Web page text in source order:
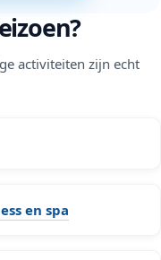
activiteiten zijn echt
en spa